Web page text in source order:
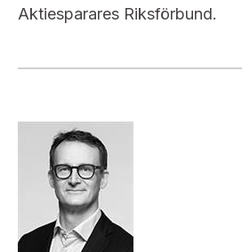
Aktiesparares Riksförbund.